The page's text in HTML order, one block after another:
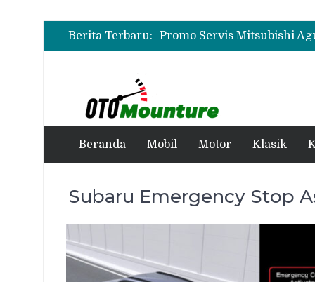
Berita Terbaru:
Beranda Mobil Motor Klasik
Subaru Emergency Stop